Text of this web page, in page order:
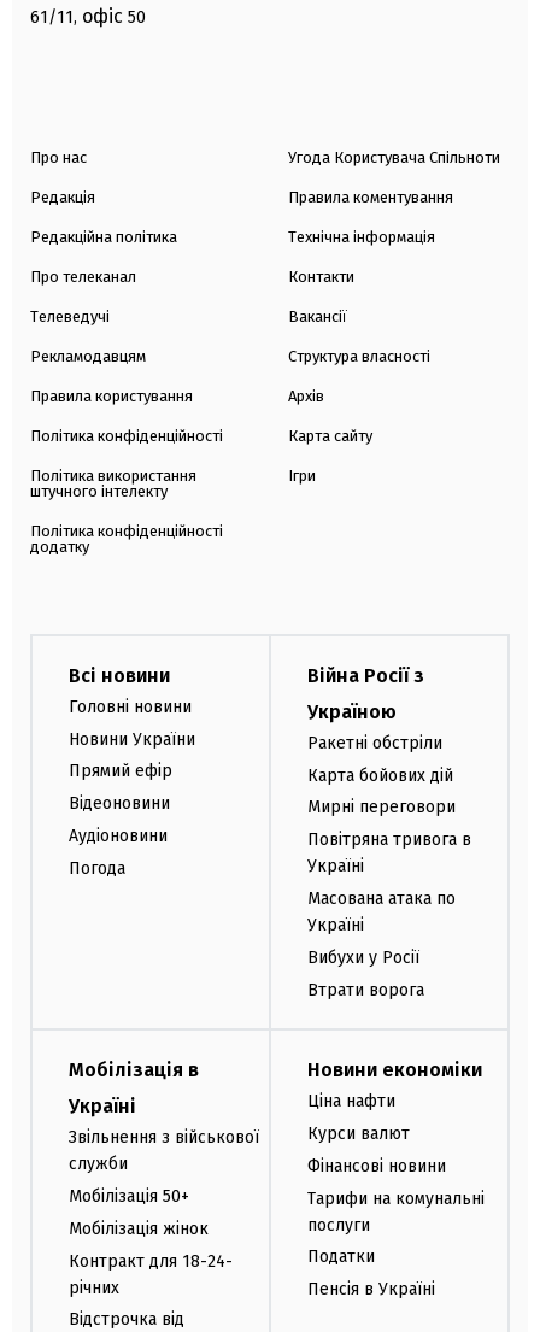
61/11, офіс 50
Про нас
Редакція
Редакційна політика
Про телеканал
Телеведучі
Рекламодавцям
Правила користування
Політика конфіденційності
Політика використання
штучного інтелекту
Політика конфіденційності
додатку
Угода Користувача Спільноти
Правила коментування
Технічна інформація
Контакти
Вакансії
Структура власності
Архів
Карта сайту
Ігри
Всі новини
Головні новини
Новини України
Прямий ефір
Відеоновини
Аудіоновини
Погода
Війна Росії з
Україною
Ракетні обстріли
Карта бойових дій
Мирні переговори
Повітряна тривога в
Україні
Масована атака по
Україні
Вибухи у Росії
Втрати ворога
Мобілізація в
Україні
Звільнення з військової
служби
Мобілізація 50+
Мобілізація жінок
Контракт для 18-24-
річних
Відстрочка від
Новини економіки
Ціна нафти
Курси валют
Фінансові новини
Тарифи на комунальні
послуги
Податки
Пенсія в Україні